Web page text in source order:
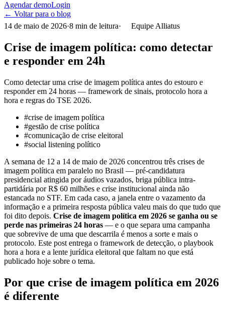
Agendar demoLogin
← Voltar para o blog
14 de maio de 2026·8 min de leitura· Equipe Alliatus
Crise de imagem política: como detectar
e responder em 24h
Como detectar uma crise de imagem política antes do estouro e
responder em 24 horas — framework de sinais, protocolo hora a
hora e regras do TSE 2026.
#crise de imagem política
#gestão de crise política
#comunicação de crise eleitoral
#social listening político
A semana de 12 a 14 de maio de 2026 concentrou três crises de
imagem política em paralelo no Brasil — pré-candidatura
presidencial atingida por áudios vazados, briga pública intra-
partidária por R$ 60 milhões e crise institucional ainda não
estancada no STF. Em cada caso, a janela entre o vazamento da
informação e a primeira resposta pública valeu mais do que tudo que
foi dito depois. Crise de imagem política em 2026 se ganha ou se
perde nas primeiras 24 horas — e o que separa uma campanha
que sobrevive de uma que descarrila é menos a sorte e mais o
protocolo. Este post entrega o framework de detecção, o playbook
hora a hora e a lente jurídica eleitoral que faltam no que está
publicado hoje sobre o tema.
Por que crise de imagem política em 2026
é diferente